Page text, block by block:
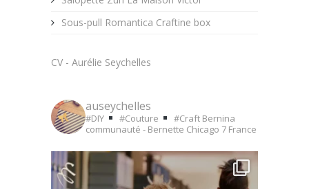
Sous-pull Romantica Craftine box
CV - Aurélie Seychelles
auseychelles
#DIY #Couture #Craft Bernina
communauté - Bernette Chicago 7 France